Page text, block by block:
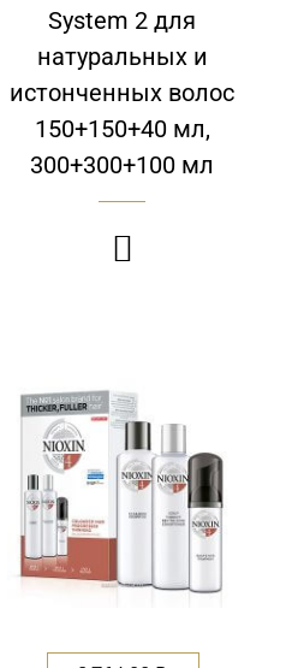
System 2 для
натуральных и
истонченных волос
150+150+40 мл,
300+300+100 мл
